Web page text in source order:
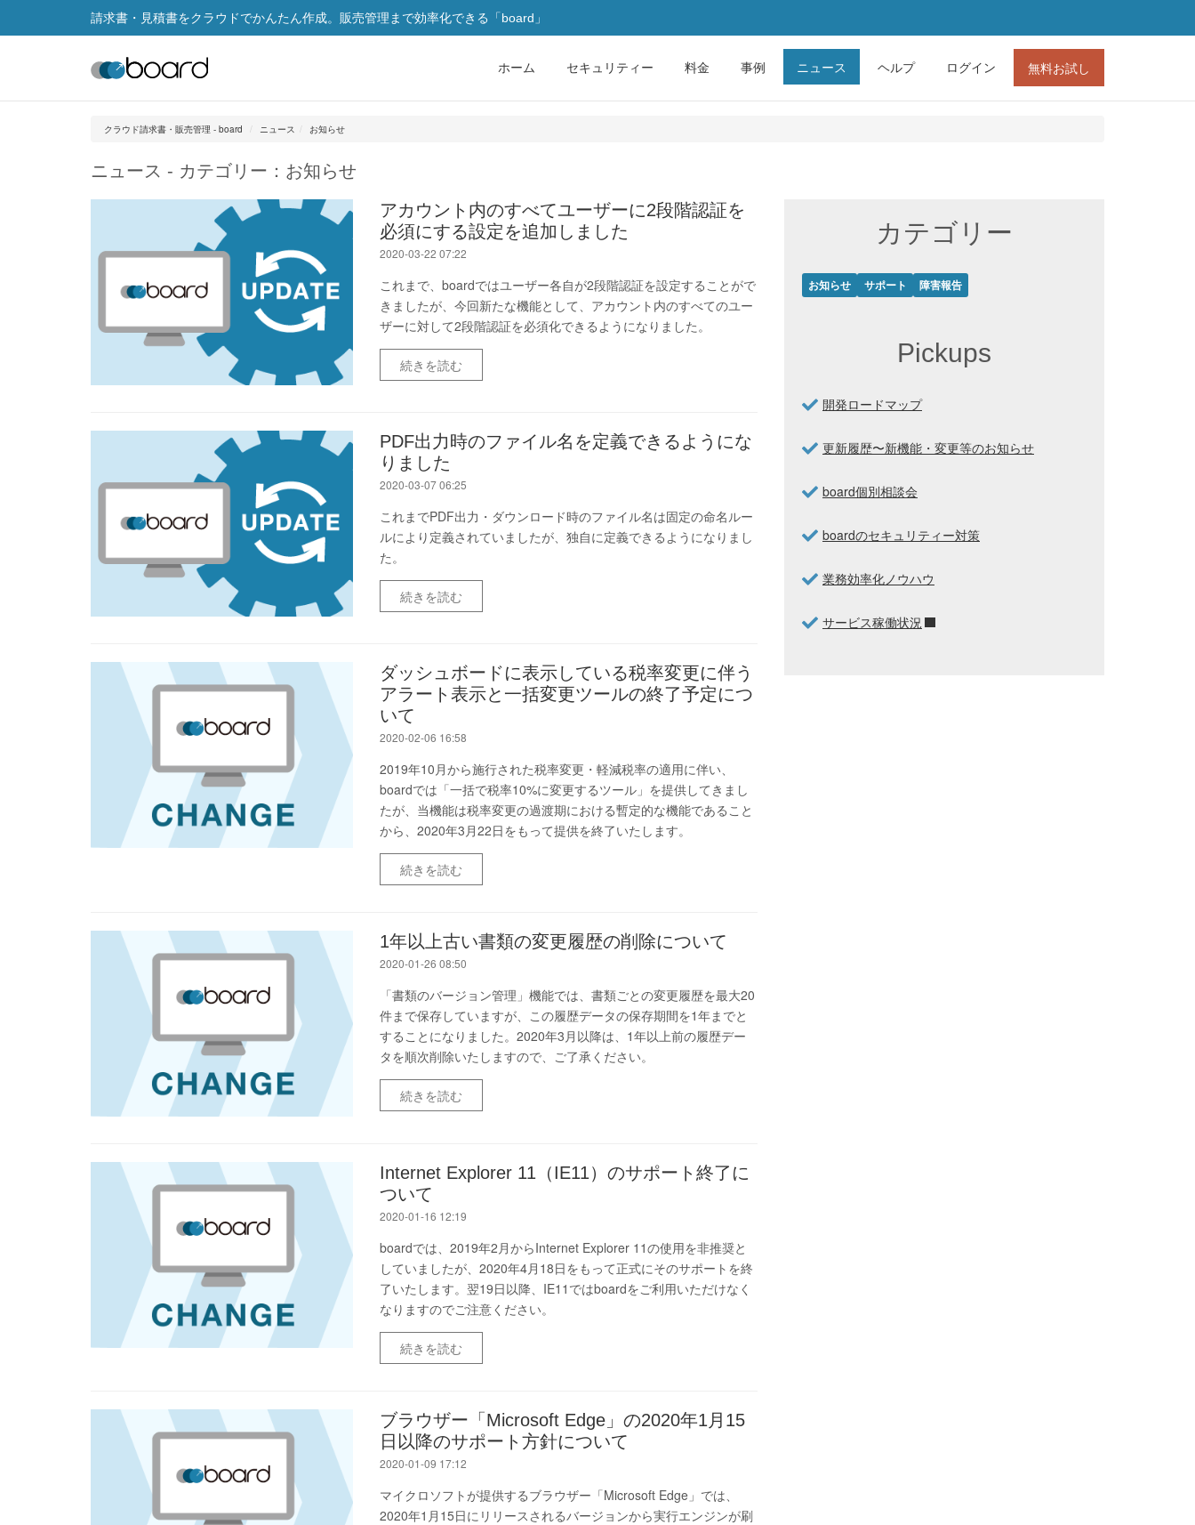
請求書・見積書をクラウドでかんたん作成。販売管理まで効率化できる「board」
ホーム セキュリティー 料金 事例 ニュース ヘルプ ログイン 無料お試し
クラウド請求書・販売管理 - board ニュース お知らせ
ニュース - カテゴリー：お知らせ
アカウント内のすべてユーザーに2段階認証を
必須にする設定を追加しました
2020-03-22 07:22
これまで、boardではユーザー各自が2段階認証を設定することがで
きましたが、今回新たな機能として、アカウント内のすべてのユー
ザーに対して2段階認証を必須化できるようになりました。
続きを読む
PDF出力時のファイル名を定義できるようにな
りました
2020-03-07 06:25
これまでPDF出力・ダウンロード時のファイル名は固定の命名ルー
ルにより定義されていましたが、独自に定義できるようになりまし
た。
続きを読む
ダッシュボードに表示している税率変更に伴う
アラート表示と一括変更ツールの終了予定につ
いて
2020-02-06 16:58
2019年10月から施行された税率変更・軽減税率の適用に伴い、
boardでは「一括で税率10%に変更するツール」を提供してきまし
たが、当機能は税率変更の過渡期における暫定的な機能であること
から、2020年3月22日をもって提供を終了いたします。
続きを読む
1年以上古い書類の変更履歴の削除について
2020-01-26 08:50
「書類のバージョン管理」機能では、書類ごとの変更履歴を最大20
件まで保存していますが、この履歴データの保存期間を1年までと
することになりました。2020年3月以降は、1年以上前の履歴デー
タを順次削除いたしますので、ご了承ください。
続きを読む
Internet Explorer 11（IE11）のサポート終了に
ついて
2020-01-16 12:19
boardでは、2019年2月からInternet Explorer 11の使用を非推奨と
していましたが、2020年4月18日をもって正式にそのサポートを終
了いたします。翌19日以降、IE11ではboardをご利用いただけなく
なりますのでご注意ください。
続きを読む
ブラウザー「Microsoft Edge」の2020年1月15
日以降のサポート方針について
2020-01-09 17:12
マイクロソフトが提供するブラウザー「Microsoft Edge」では、
2020年1月15日にリリースされるバージョンから実行エンジンが刷
カテゴリー
お知らせ サポート 障害報告
Pickups
開発ロードマップ
更新履歴〜新機能・変更等のお知らせ
board個別相談会
boardのセキュリティー対策
業務効率化ノウハウ
サービス稼働状況